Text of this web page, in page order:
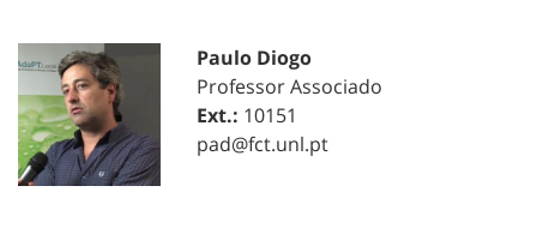
Paulo Diogo
Professor Associado
Ext.: 10151
pad@fct.unl.pt